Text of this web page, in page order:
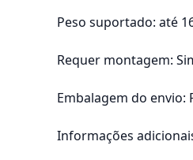
Peso suportado: até
Requer montagem:
Embalagem do envio:
Informações